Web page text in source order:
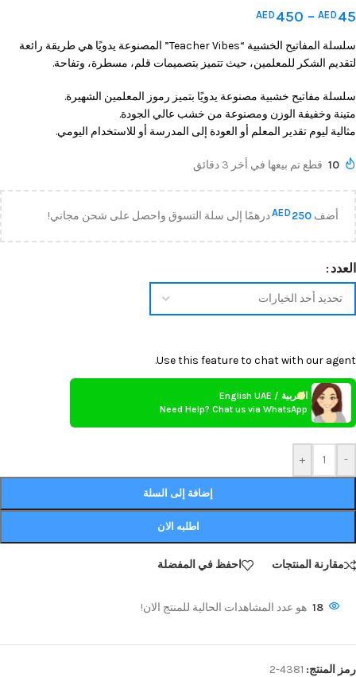
AED 45
–
AED 450
سلسلة المفاتيح الخشبية “Teacher Vibes” المصنوعة يدويًا هي طريقة رائعة
لتقديم الشكر للمعلمين، حيث تتميز بتصميمات قلم، مسطرة، وتفاحة.
سلسلة مفاتيح خشبية مصنوعة يدويًا بتميز رموز المعلمين الشهيرة.
متينة وخفيفة الوزن ومصنوعة من خشب عالي الجودة.
مثالية ليوم تقدير المعلم أو العودة إلى المدرسة أو للاستخدام اليومي.
10 قطع تم بيعها في أخر 3 دقائق
أضف AED 250 درهمًا إلى سلة التسوق واحصل على شحن مجاني!
العدد
-
+
Use this feature to chat with our agent.
العربية / English UAE
Need Help? Chat us via WhatsApp
إضافة إلى السلة
اطلبه الان
مقارنة المنتجات احفظ في المفضلة
18 هو عدد المشاهدات الحالية للمنتج الان!
رمز المنتج: 4381-2